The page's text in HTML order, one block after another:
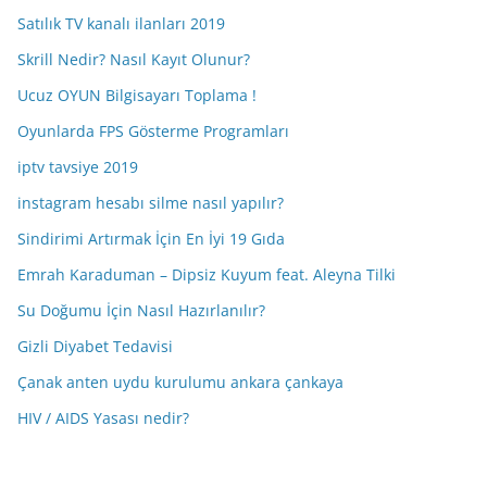
Satılık TV kanalı ilanları 2019
Skrill Nedir? Nasıl Kayıt Olunur?
Ucuz OYUN Bilgisayarı Toplama !
Oyunlarda FPS Gösterme Programları
iptv tavsiye 2019
instagram hesabı silme nasıl yapılır?
Sindirimi Artırmak İçin En İyi 19 Gıda
Emrah Karaduman – Dipsiz Kuyum feat. Aleyna Tilki
Su Doğumu İçin Nasıl Hazırlanılır?
Gizli Diyabet Tedavisi
Çanak anten uydu kurulumu ankara çankaya
HIV / AIDS Yasası nedir?